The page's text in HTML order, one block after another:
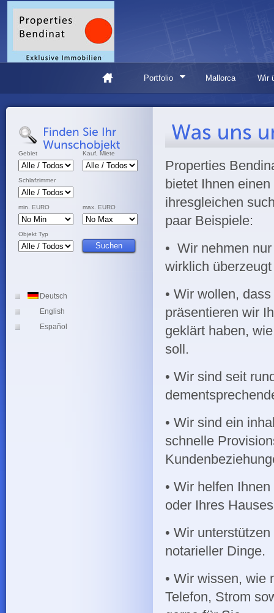
Portfolio Mallorca Wir
Gebiet Kauf, Miete
Schlafzimmer
min. EURO max. EURO
Objekt Typ
Deutsch
English
Español
Properties
bietet Ihnen
ihresgleichen
paar Beispiele:
• Wir nehmen
wirklich
• Wir wollen,
präsentieren wir
geklärt haben,
soll.
• Wir sind seit
• Wir sind ein
schnelle
• Wir helfen
oder Ihres
• Wir
notarieller Dinge.
• Wir wissen, wie
Telefon, Strom